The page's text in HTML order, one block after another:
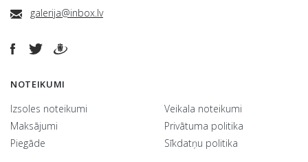
galerija@inbox.lv
NOTEIKUMI
Izsoles noteikumi
Maksājumi
Piegāde
Veikala noteikumi
Privātuma politika
Sīkdatņu politika